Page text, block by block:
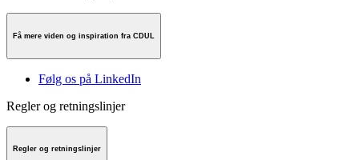
Få mere viden og inspiration fra CDUL
Følg os på LinkedIn
Regler og retningslinjer
Regler og retningslinjer